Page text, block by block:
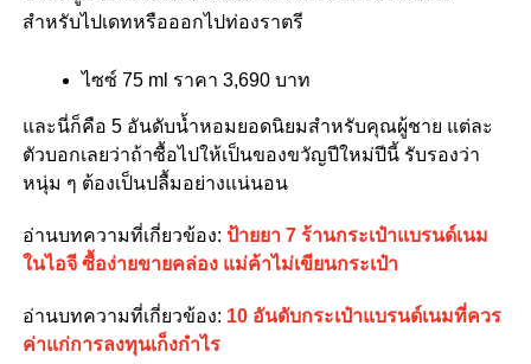
สำหรับไปเดทหรือออกไปท่องราตรี
ไซซ์ 75 ml ราคา 3,690 บาท
และนี่ก็คือ 5 อันดับน้ำหอมยอดนิยมสำหรับคุณผู้ชาย แต่ละ
ตัวบอกเลยว่าถ้าซื้อไปให้เป็นของขวัญปีใหม่ปีนี้ รับรองว่า
หนุ่ม ๆ ต้องเป็นปลื้มอย่างแน่นอน
อ่านบทความที่เกี่ยวข้อง: ป้ายยา 7 ร้านกระเป๋าแบรนด์เนม
ในไอจี ซื้อง่ายขายคล่อง แม่ค้าไม่เขียนกระเป๋า
อ่านบทความที่เกี่ยวข้อง: 10 อันดับกระเป๋าแบรนด์เนมที่ควร
ค่าแก่การลงทุนเก็งกำไร